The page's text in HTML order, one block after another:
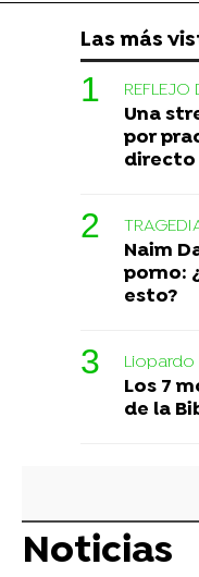
Las más
REFLEJO
Una
por
directo
Naim
porno:
esto?
Liopardo
Los 7
de la
Noticias